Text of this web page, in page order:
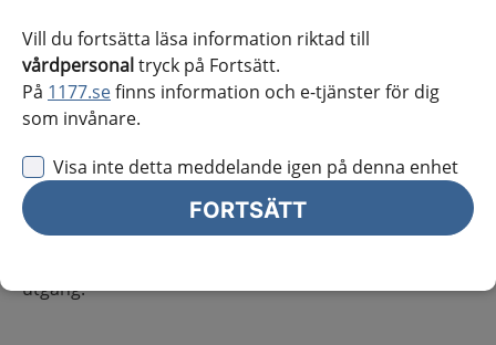
Vill du fortsätta läsa information riktad till
vårdpersonaltryck på Fortsätt.
På 1177.sefinns information och e-tjänster för dig
som invånare.
Visa inte detta meddelande igen på denna enhet
FORTSÄTT
Omfattning av kunskapsstödet
Vårdförloppet inleds vid misstanke om GCA och
månader efter diagnos. Vårdförloppet avser
förstagångsinsjuknande.
En fullständig beskrivning av kriterier för
utgång.